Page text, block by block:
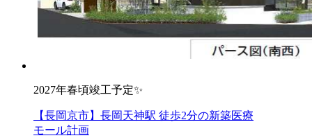
2027年春頃竣工予定✨
【長岡京市】長岡天神駅 徒歩2分の新築医療
モール計画